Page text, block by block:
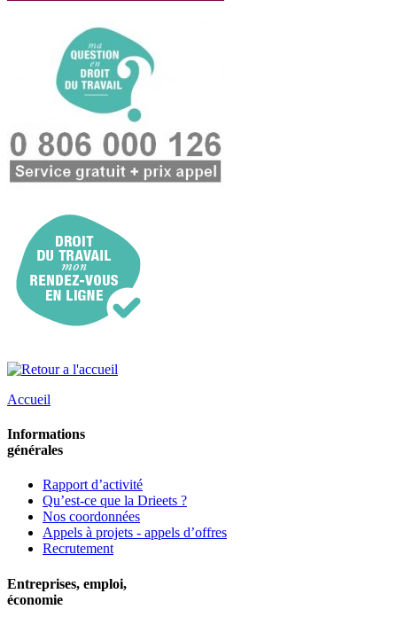
Accueil
Informations
générales
Rapport d’activité
Qu’est-ce que la Drieets ?
Nos coordonnées
Appels à projets - appels d’offres
Recrutement
Entreprises, emploi,
économie